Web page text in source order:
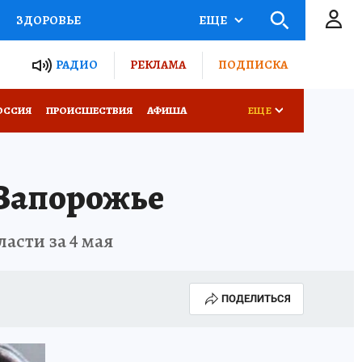
ЗДОРОВЬЕ
РОССИИ
ЕЩЕ
РАДИО РЕКЛАМА ПОДПИСКА
ПРОИСШЕСТВИЯ АФИША ЕЩЕ
за 4 мая
ПОДЕЛИТЬСЯ